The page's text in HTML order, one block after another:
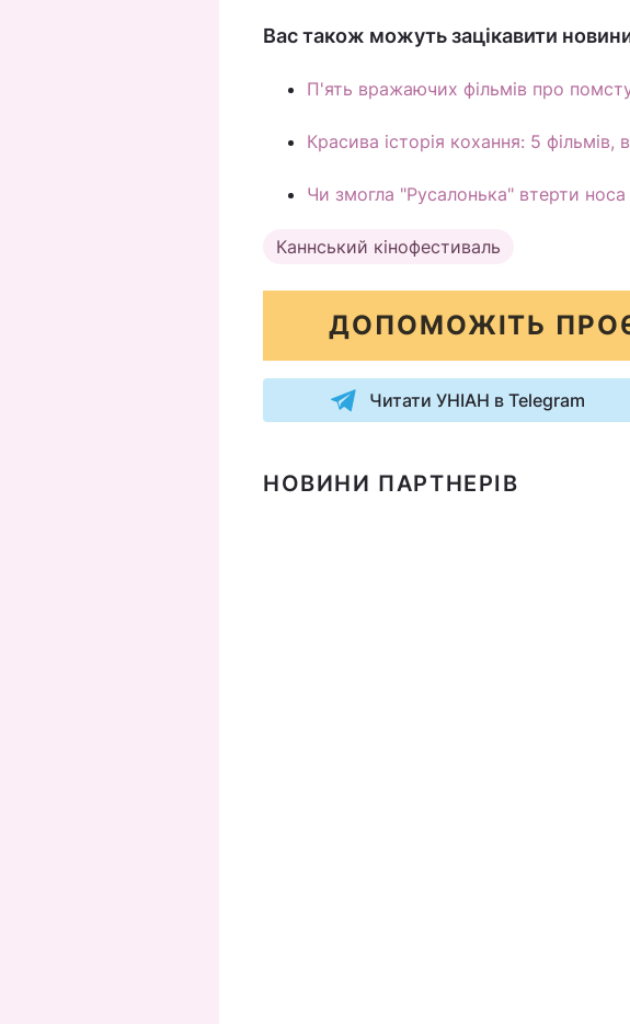
Вас також можуть зацікавити
П'ять вражаючих фільмів про помсту
Красива історія кохання: 5 фільмів,
Чи змогла "Русалонька" втерти
Каннський кінофестиваль
ДОПОМОЖІТЬ
Читати УНІАН в Telegram
НОВИНИ ПАРТНЕРІВ